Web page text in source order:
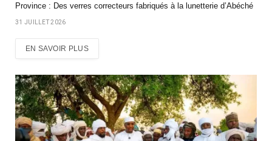
Province : Des verres correcteurs fabriqués à la lunetterie d’Abéché
31 JUILLET 2026
EN SAVOIR PLUS